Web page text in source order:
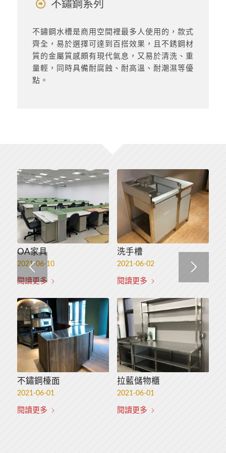
不鏽鋼系列
不鏽鋼水槽是商用空間裡最多人使用的，款式
齊全，易於選擇可達到百搭效果，且不銹鋼材
質的金屬質感頗有現代氣息，又易於清洗、重
量輕，同時具備耐腐蝕、耐高溫、耐潮濕等優
點。
OA家具
2021-06-10
閱讀更多
洗手槽
2021-06-02
閱讀更多
不鏽鋼檯面
2021-06-01
閱讀更多
拉藍儲物櫃
2021-06-01
閱讀更多
其它
2021-06-01
閱讀更多
格柵系列
2021-06-01
閱讀更多
鐵櫃木箱吊櫃
2021-06-01
閱讀更多
電子商務儲物櫃
2021-06-01
閱讀更多